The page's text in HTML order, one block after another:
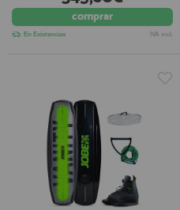
comprar
En Existencias IVA incl.